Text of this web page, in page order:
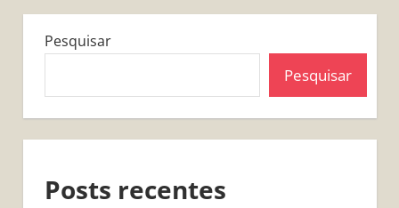
Pesquisar
Pesquisar
Posts recentes